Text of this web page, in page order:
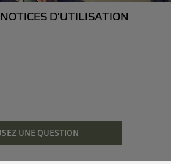
D’UTILISATION
UNE QUESTION